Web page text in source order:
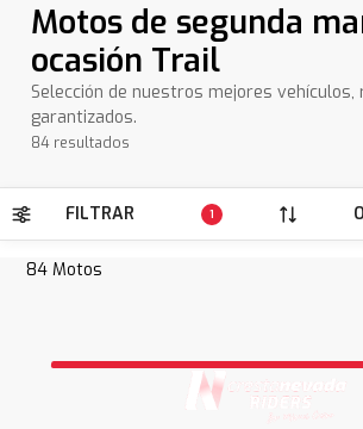
Motos de segunda
ocasión Trail
Selección de nuestros mejores vehículos,
garantizados.
84 resultados
FILTRAR 1
84 Motos